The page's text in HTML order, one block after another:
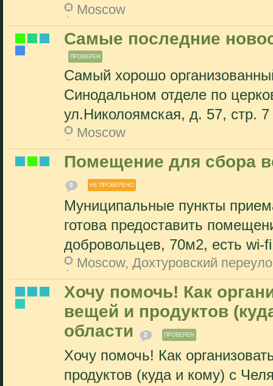
Moscow
Самые последние
ПРОВЕРЕН
Самый хорошо
Синодальном отделе по
ул.Николоямская, д. 57, стр. 7
Moscow
Помещение для сбора
0 НЕ ПРОВЕРЕНО
Муниципальные пункты
готова предоставить
добровольцев, 70м2, есть wi-
Moscow, Дохтуровский
Хочу помочь! Как
вещей и продуктов
области
2 ПРОВЕРЕН
Хочу помочь! Как
продуктов (куда и кому) с